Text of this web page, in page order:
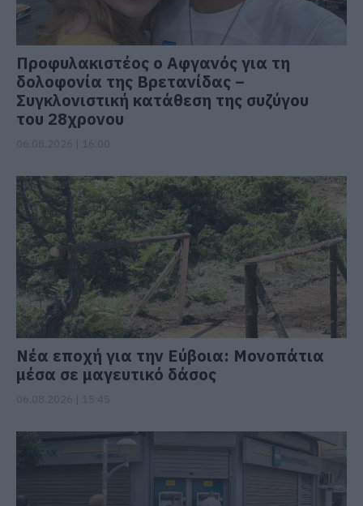
Προφυλακιστέος ο Αφγανός για τη
δολοφονία της Βρετανίδας –
Συγκλονιστική κατάθεση της συζύγου
του 28χρονου
Νέα εποχή για την Εύβοια: Μονοπάτια
μέσα σε μαγευτικό δάσος